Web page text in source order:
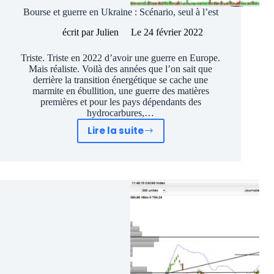
Bourse et guerre en Ukraine : Scénario, seul à l’est
écrit par Julien Le 24 février 2022
Triste. Triste en 2022 d’avoir une guerre en Europe.
Mais réaliste. Voilà des années que l’on sait que
derrière la transition énergétique se cache une
marmite en ébullition, une guerre des matières
premières et pour les pays dépendants des
hydrocarbures,…
Lire la suite
Bourse
en
Ukraine
Scénario,
seul
l’est